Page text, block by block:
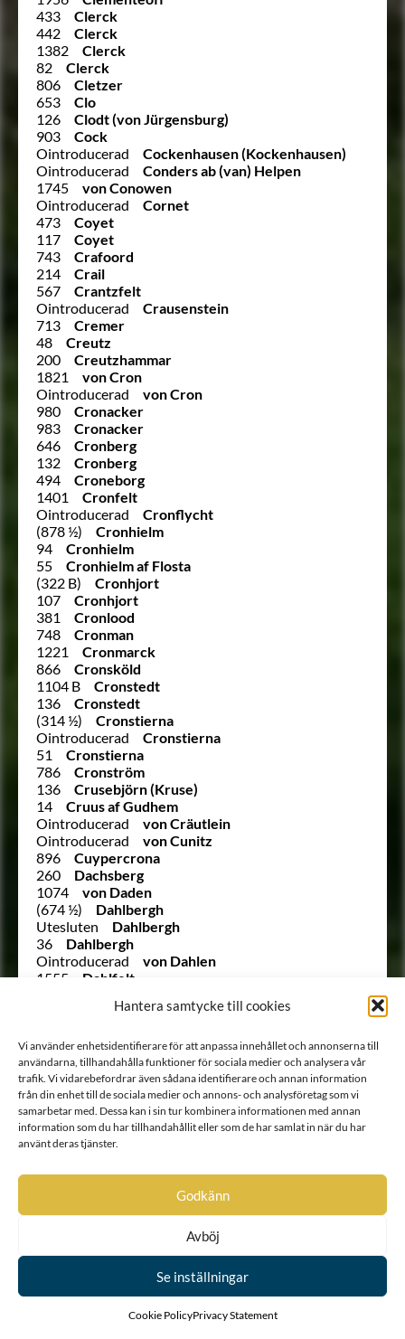
Hantera samtycke till cookies
Vi använder enhetsidentifierare för att anpassa innehållet och annonserna till
användarna, tillhandahålla funktioner för sociala medier och analysera vår
trafik. Vi vidarebefordrar även sådana identifierare och annan information
från din enhet till de sociala medier och annons- och analysföretag som vi
samarbetar med. Dessa kan i sin tur kombinera informationen med annan
information som du har tillhandahållit eller som de har samlat in när du har
använt deras tjänster.
Godkänn
Avböj
Se inställningar
Cookie PolicyPrivacy Statement
433
Clerck
442
Clerck
1382
Clerck
82
Clerck
806
Cletzer
653
Clo
126
Clodt (von Jürgensburg)
903
Cock
Ointroducerad
Cockenhausen (Kockenhausen)
Ointroducerad
Conders ab (van) Helpen
1745
von Conowen
Ointroducerad
Cornet
473
Coyet
117
Coyet
743
Crafoord
214
Crail
567
Crantzfelt
Ointroducerad
Crausenstein
713
Cremer
48
Creutz
200
Creutzhammar
1821
von Cron
Ointroducerad
von Cron
980
Cronacker
983
Cronacker
646
Cronberg
132
Cronberg
494
Croneborg
1401
Cronfelt
Ointroducerad
Cronflycht
(878 ½)
Cronhielm
94
Cronhielm
55
Cronhielm af Flosta
(322 B)
Cronhjort
107
Cronhjort
381
Cronlood
748
Cronman
1221
Cronmarck
866
Cronsköld
1104 B
Cronstedt
136
Cronstedt
(314 ½)
Cronstierna
Ointroducerad
Cronstierna
51
Cronstierna
786
Cronström
136
Crusebjörn (Kruse)
14
Cruus af Gudhem
Ointroducerad
von Cräutlein
Ointroducerad
von Cunitz
896
Cuypercrona
260
Dachsberg
1074
von Daden
(674 ½)
Dahlbergh
Utesluten
Dahlbergh
36
Dahlbergh
Ointroducerad
von Dahlen
1555
Dahlfelt
Ointroducerad
Dahlsköld
711
Danckwardt
1412
Danckwardt
Utesluten
von Danckwardt
408
Danckwardt-Lillieström
1373
Dannerhielm
1383
Daurer
1256
de Behm
1300
de Besche
1136
de Corroset
de Frietzcky
De Geer